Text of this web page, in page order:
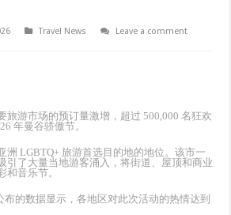
Travel News
Leave a comment
旅游市场的预订量激增，超过 500,000 名狂欢
年曼谷骄傲节。
洲 LGBTQ+ 旅游首选目的地的地位。该市一
引了大量当地游客涌入，将街道、屋顶和商业
和音乐节。
布的数据显示，各地区对此次活动的热情达到